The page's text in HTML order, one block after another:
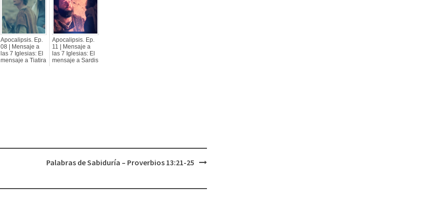
Apocalipsis. Ep.
08 | Mensaje a
las 7 Iglesias: El
mensaje a Tiatira
Apocalipsis. Ep.
11 | Mensaje a
las 7 Iglesias: El
mensaje a Sardis
Palabras de Sabiduría – Proverbios 13:21-25